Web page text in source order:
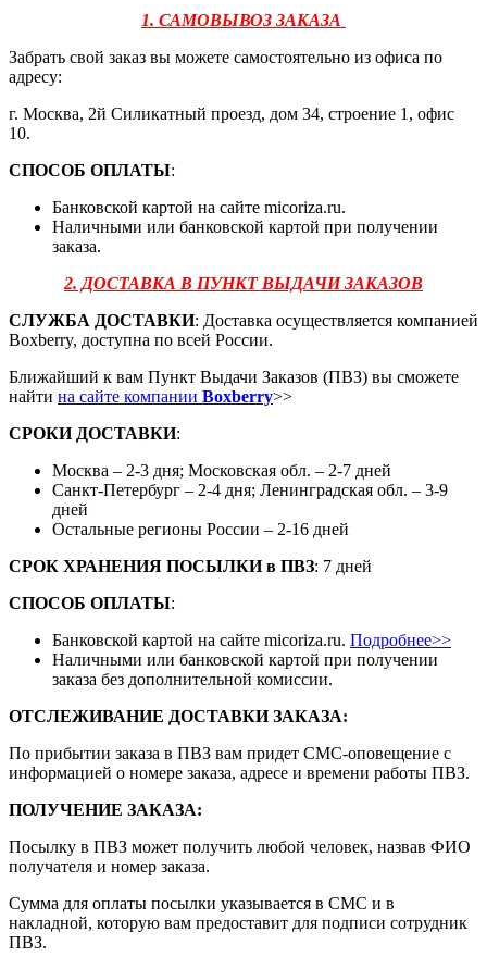
1. САМОВЫВОЗ ЗАКАЗА
Забрать свой заказ вы можете самостоятельно из офиса по
адресу:
г. Москва, 2й Силикатный проезд, дом 34, строение 1, офис
10.
СПОСОБ ОПЛАТЫ:
Банковской картой на сайте micoriza.ru.
Наличными или банковской картой при получении
заказа.
2. ДОСТАВКА В ПУНКТ ВЫДАЧИ ЗАКАЗОВ
СЛУЖБА ДОСТАВКИ: Доставка осуществляется компанией
Boxberry, доступна по всей России.
Ближайший к вам Пункт Выдачи Заказов (ПВЗ) вы сможете
найти на сайте компании Boxberry>>
СРОКИ ДОСТАВКИ:
Москва – 2-3 дня; Московская обл. – 2-7 дней
Санкт-Петербург – 2-4 дня; Ленинградская обл. – 3-9
дней
Остальные регионы России – 2-16 дней
СРОК ХРАНЕНИЯ ПОСЫЛКИ в ПВЗ: 7 дней
СПОСОБ ОПЛАТЫ:
Банковской картой на сайте micoriza.ru. Подробнее>>
Наличными или банковской картой при получении
заказа без дополнительной комиссии.
ОТСЛЕЖИВАНИЕ ДОСТАВКИ ЗАКАЗА:
По прибытии заказа в ПВЗ вам придет СМС-оповещение с
информацией о номере заказа, адресе и времени работы ПВЗ.
ПОЛУЧЕНИЕ ЗАКАЗА:
Посылку в ПВЗ может получить любой человек, назвав ФИО
получателя и номер заказа.
Сумма для оплаты посылки указывается в СМС и в
накладной, которую вам предоставит для подписи сотрудник
ПВЗ.